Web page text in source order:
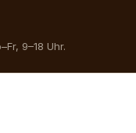
9–18 Uhr.